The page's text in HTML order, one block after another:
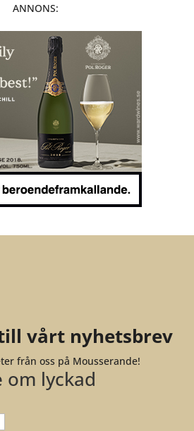
ANNONS:
vårt nyhetsbrev
från oss på Mousserande!
om lyckad